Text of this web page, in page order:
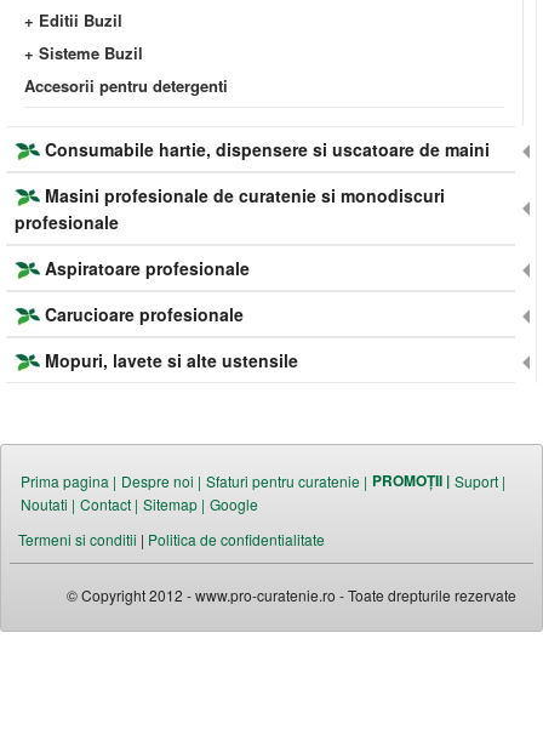
+ Editii Buzil
+ Sisteme Buzil
Accesorii pentru detergenti
Consumabile hartie, dispensere si uscatoare de maini
Masini profesionale de curatenie si monodiscuri
profesionale
Aspiratoare profesionale
Carucioare profesionale
Mopuri, lavete si alte ustensile
Prima pagina | Despre noi | Sfaturi pentru curatenie | PROMOȚII | Suport |
Noutati | Contact | Sitemap | Google
Termeni si conditii | Politica de confidentialitate
© Copyright 2012 - www.pro-curatenie.ro - Toate drepturile rezervate